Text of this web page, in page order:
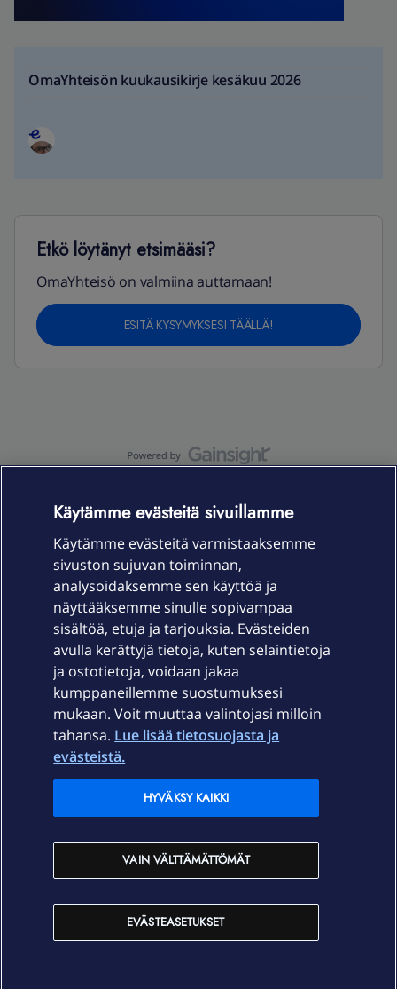
OmaYhteisön kuukausikirje kesäkuu 2026
Etkö löytänyt etsimääsi?
OmaYhteisö on valmiina auttamaan!
ESITÄ KYSYMYKSESI TÄÄLLÄ!
Laitteet & liittymät
Palvelut
Ajankohtaista
Elisa Oyj
In English
Käytämme evästeitä sivuillamme
Käytämme evästeitä varmistaaksemme
sivuston sujuvan toiminnan,
analysoidaksemme sen käyttöä ja
näyttääksemme sinulle sopivampaa
sisältöä, etuja ja tarjouksia. Evästeiden
avulla kerättyjä tietoja, kuten selaintietoja
ja ostotietoja, voidaan jakaa
kumppaneillemme suostumuksesi
mukaan. Voit muuttaa valintojasi milloin
tahansa. Lue lisää tietosuojasta ja
evästeistä.
EVÄSTEASETUKSET
VAIN VÄLTTÄMÄTTÖMÄT
HYVÄKSY KAIKKI